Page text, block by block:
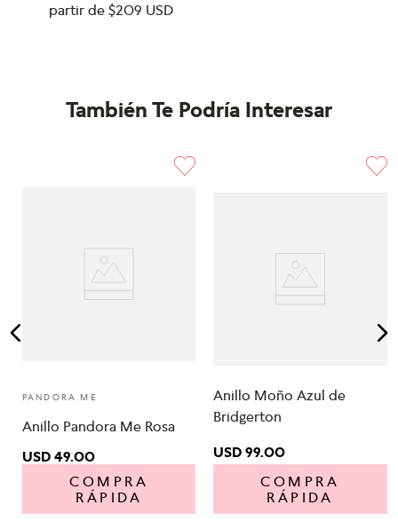
partir de $209 USD
También Te Podría Interesar
PANDORA ME
Anillo Pandora Me Rosa
USD 49.00
COMPRA
RÁPIDA
Anillo Moño Azul de
Bridgerton
USD 99.00
COMPRA
RÁPIDA